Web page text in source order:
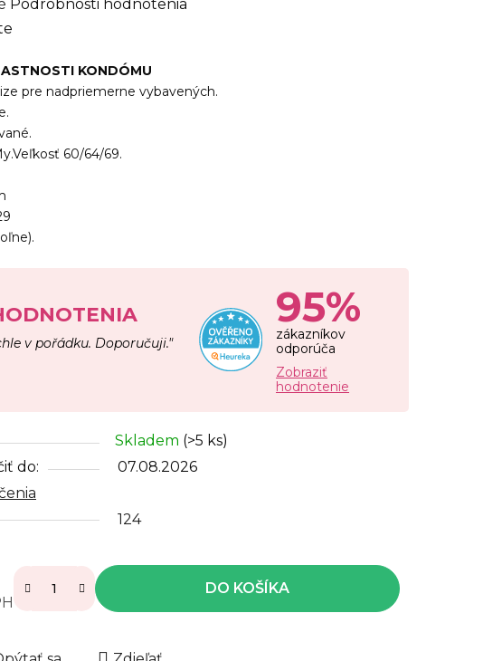
Podrobnosti hodnotenia
KONDÓMU
pre nadpriemerne vybavených.
60/64/69.
v pořádku. Doporučuji."
95%
zákazníkov
odporúča
Zobraziť
hodnotenie
Skladem (>5 ks)
do:
07.08.2026
124
DO KOŠÍKA